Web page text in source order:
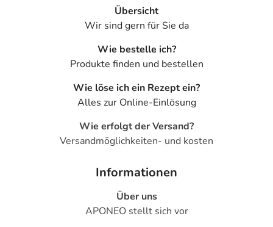
Übersicht
Wir sind gern für Sie da
Wie bestelle ich?
Produkte finden und bestellen
Wie löse ich ein Rezept ein?
Alles zur Online-Einlösung
Wie erfolgt der Versand?
Versandmöglichkeiten- und kosten
Informationen
Über uns
APONEO stellt sich vor